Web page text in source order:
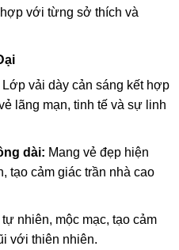
với từng sở thích và
Lớp vải dày cản sáng kết hợp
lãng mạn, tinh tế và sự linh
dài: Mang vẻ đẹp hiện
tạo cảm giác trần nhà cao
nhiên, mộc mạc, tạo cảm
với thiên nhiên.